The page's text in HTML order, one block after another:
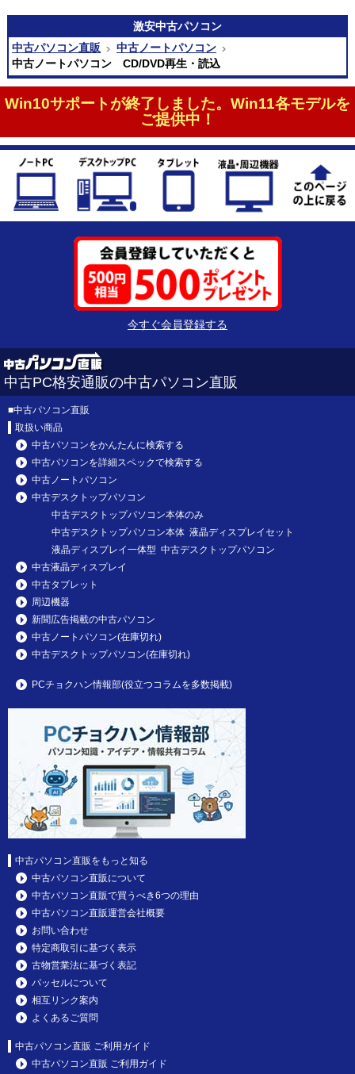
激安中古パソコン
中古パソコン直販
中古ノートパソコン
中古ノートパソコン CD/DVD再生・読込
Win10サポートが終了しました。Win11各モデルを
ご提供中！
今すぐ会員登録する
中古PC格安通販の中古パソコン直販
■中古パソコン直販
取扱い商品
中古パソコンをかんたんに検索する
中古パソコンを詳細スペックで検索する
中古ノートパソコン
中古デスクトップパソコン
中古デスクトップパソコン本体のみ
中古デスクトップパソコン本体 液晶ディスプレイセット
液晶ディスプレイ一体型 中古デスクトップパソコン
中古液晶ディスプレイ
中古タブレット
周辺機器
新聞広告掲載の中古パソコン
中古ノートパソコン(在庫切れ)
中古デスクトップパソコン(在庫切れ)
PCチョクハン情報部(役立つコラムを多数掲載)
中古パソコン直販をもっと知る
中古パソコン直販について
中古パソコン直販で買うべき6つの理由
中古パソコン直販運営会社概要
お問い合わせ
特定商取引に基づく表示
古物営業法に基づく表記
パッセルについて
相互リンク案内
よくあるご質問
中古パソコン直販 ご利用ガイド
中古パソコン直販 ご利用ガイド